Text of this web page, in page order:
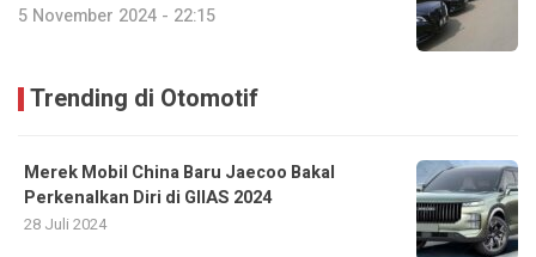
5 November 2024 - 22:15
Trending di Otomotif
Merek Mobil China Baru Jaecoo Bakal
Perkenalkan Diri di GIIAS 2024
28 Juli 2024